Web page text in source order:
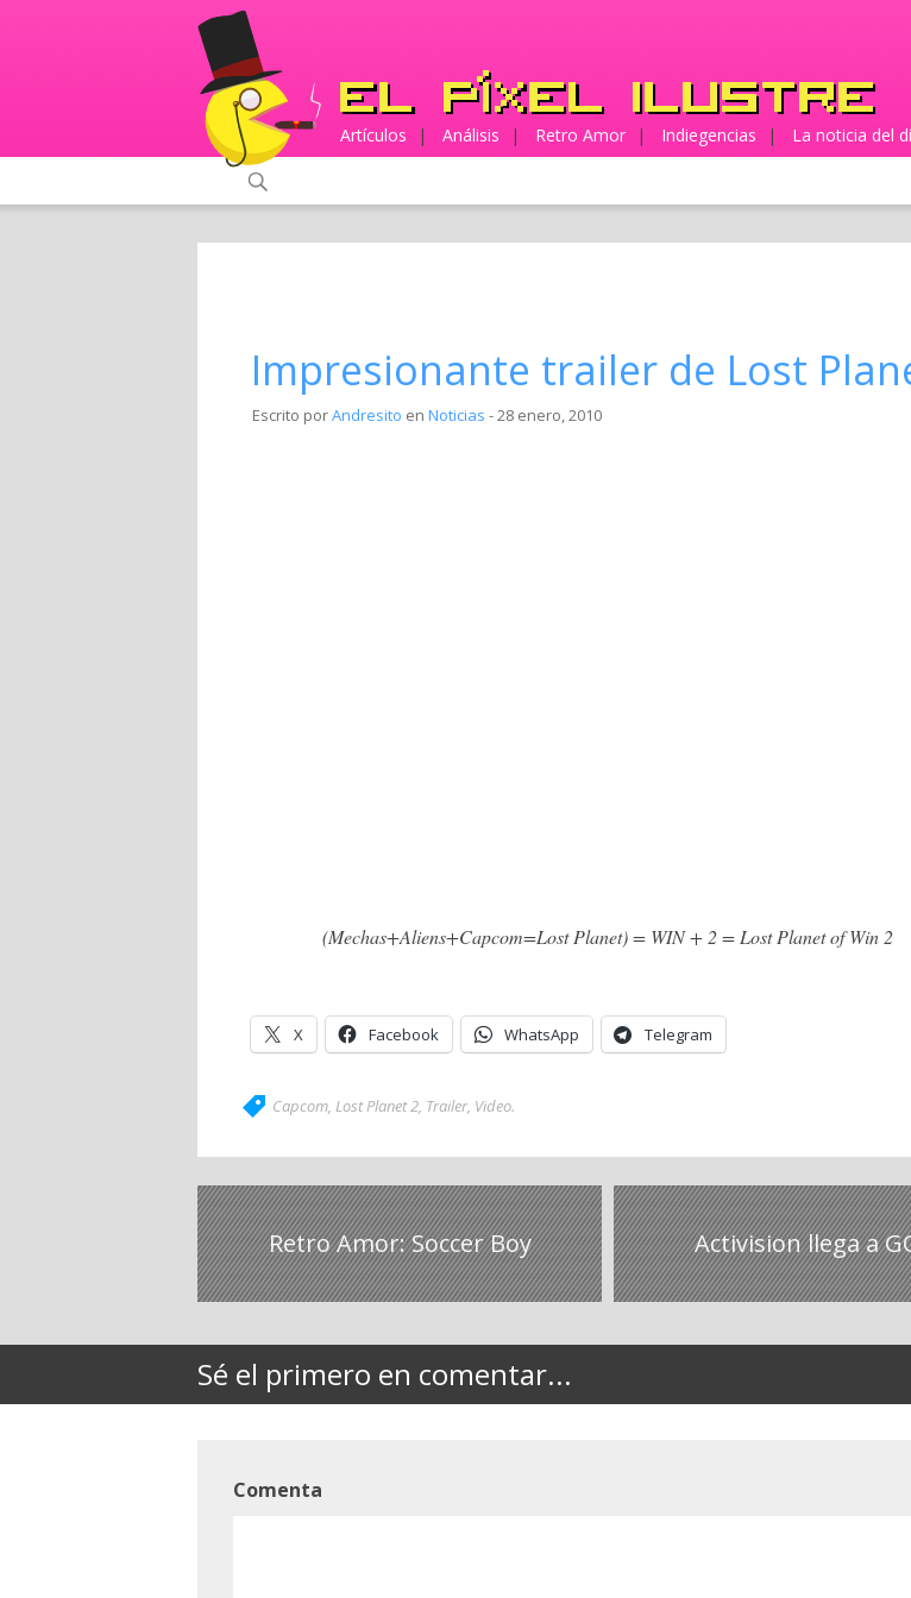
Artículos | Análisis | Retro Amor | Indiegencias | La noticia del
Impresionante trailer de Lost
Escrito porAndresito en Noticias - 28 enero, 2010
(Mechas+Aliens+Capcom=Lost Planet) = WIN + 2 = Lost Planet of Win 2
X Facebook WhatsApp Telegram
Capcom, Lost Planet 2, Trailer, Video.
Retro Amor: Soccer Boy Activision llega a
Sé el primero en comentar...
Comenta